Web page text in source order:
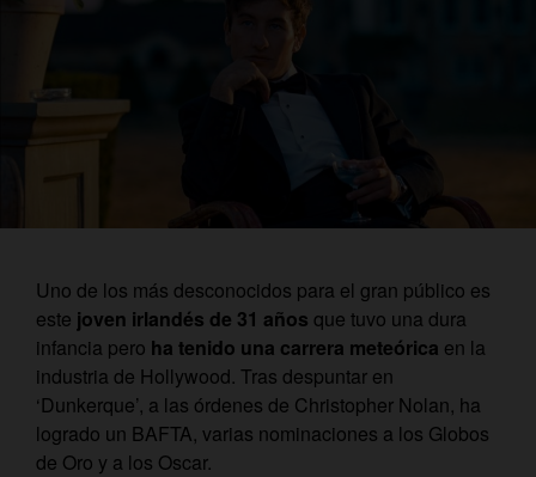
Uno de los más desconocidos para el gran público es
este joven irlandés de 31 años que tuvo una dura
infancia pero ha tenido una carrera meteórica en la
industria de Hollywood. Tras despuntar en
‘Dunkerque’, a las órdenes de Christopher Nolan, ha
logrado un BAFTA, varias nominaciones a los Globos
de Oro y a los Oscar.